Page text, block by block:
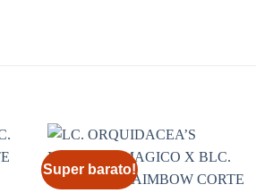
Super barato!